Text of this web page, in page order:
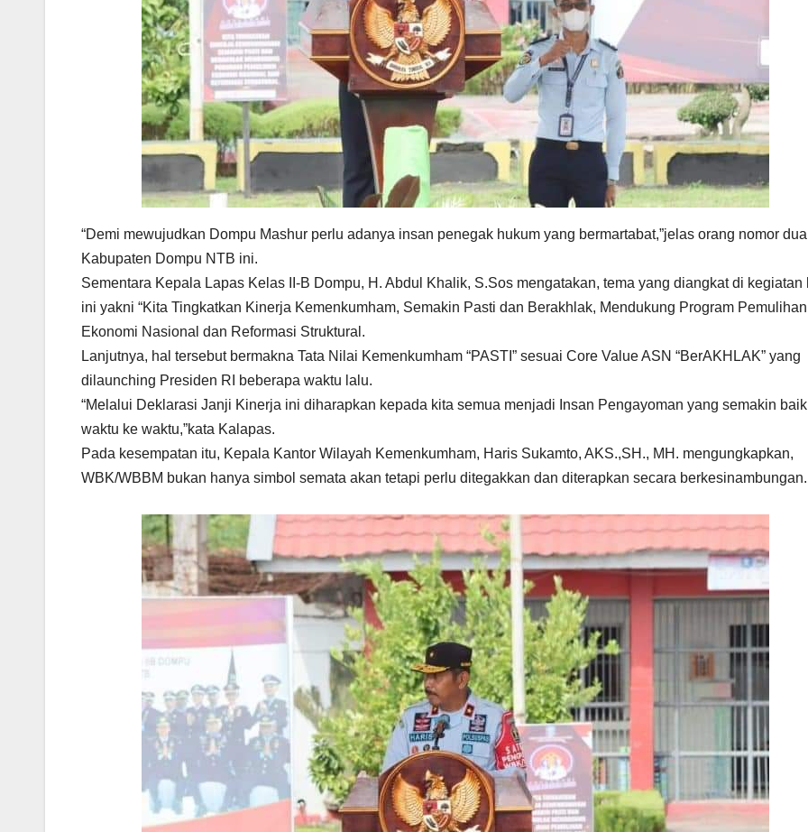
“Demi mewujudkan Dompu Mashur perlu adanya insan penegak hukum yang bermartabat,”jelas orang nomor
Kabupaten Dompu NTB ini.
Sementara Kepala Lapas Kelas II-B Dompu, H. Abdul Khalik, S.Sos mengatakan, tema yang diangkat di kegiatan
ini yakni “Kita Tingkatkan Kinerja Kemenkumham, Semakin Pasti dan Berakhlak, Mendukung Program Pemulihan
Ekonomi Nasional dan Reformasi Struktural.
Lanjutnya, hal tersebut bermakna Tata Nilai Kemenkumham “PASTI” sesuai Core Value ASN “BerAKHLAK” yang
dilaunching Presiden RI beberapa waktu lalu.
“Melalui Deklarasi Janji Kinerja ini diharapkan kepada kita semua menjadi Insan Pengayoman yang semakin
waktu ke waktu,”kata Kalapas.
Pada kesempatan itu, Kepala Kantor Wilayah Kemenkumham, Haris Sukamto, AKS.,SH., MH. mengungkapkan,
WBK/WBBM bukan hanya simbol semata akan tetapi perlu ditegakkan dan diterapkan secara